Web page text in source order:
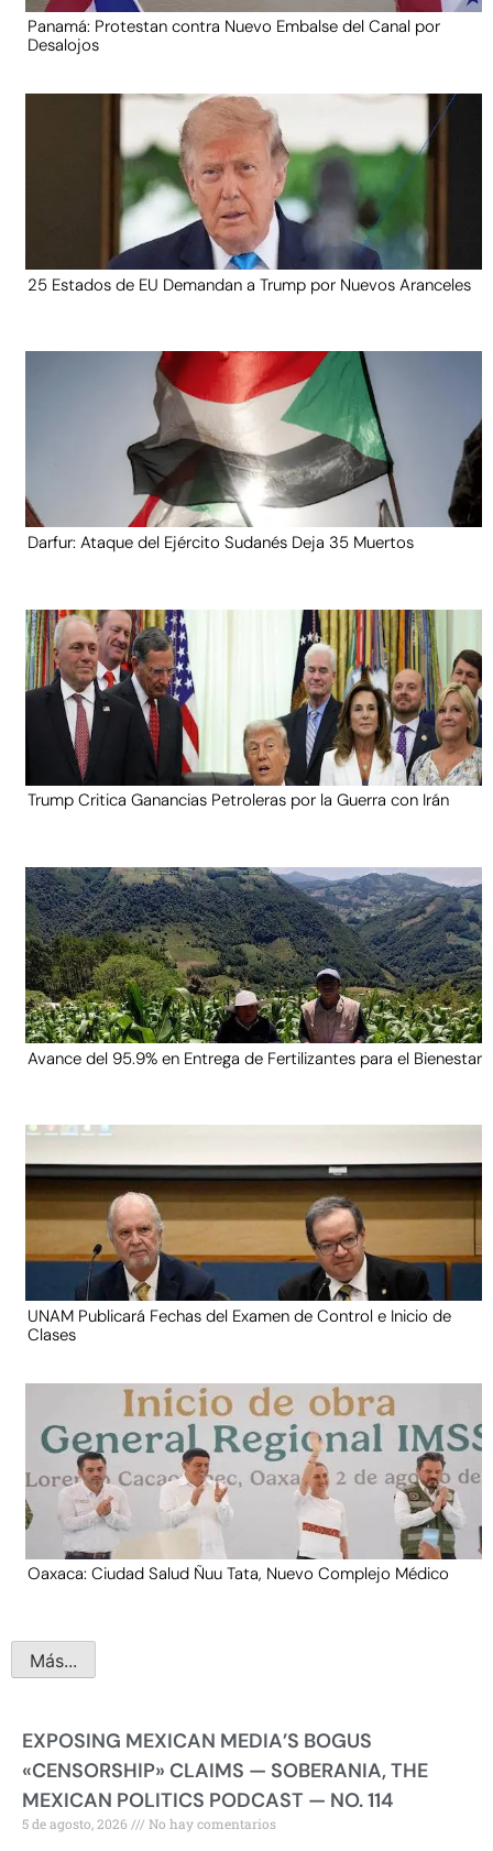
Panamá: Protestan contra Nuevo Embalse del Canal por
Desalojos
25 Estados de EU Demandan a Trump por Nuevos Aranceles
Darfur: Ataque del Ejército Sudanés Deja 35 Muertos
Trump Critica Ganancias Petroleras por la Guerra con Irán
Avance del 95.9% en Entrega de Fertilizantes para el Bienestar
UNAM Publicará Fechas del Examen de Control e Inicio de
Clases
Oaxaca: Ciudad Salud Ñuu Tata, Nuevo Complejo Médico
Más...
EXPOSING MEXICAN MEDIA’S BOGUS
«CENSORSHIP» CLAIMS — SOBERANIA, THE
MEXICAN POLITICS PODCAST — NO. 114
5 de agosto, 2026 No hay comentarios